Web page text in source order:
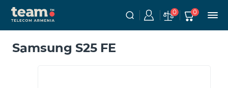
0 0
Samsung S25 FE